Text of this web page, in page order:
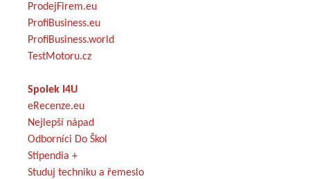
ProdejFirem.eu
ProfiBusiness.eu
ProfiBusiness.world
TestMotoru.cz
Spolek I4U
eRecenze.eu
Nejlepší nápad
Odborníci Do Škol
Stipendia +
Studuj techniku a řemeslo